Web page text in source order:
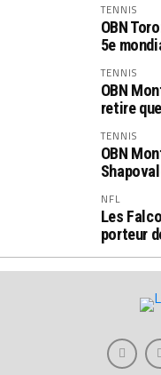
TENNIS
OBN
5e
TENNIS
OBN
retire
TENNIS
OBN
NFL
Les
porteur